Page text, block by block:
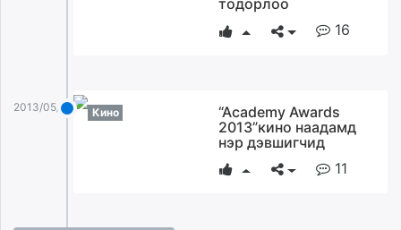
16
2013/05/08 Кино
“Academy Awards
2013”кино наадамд
нэр дэвшигчид
11